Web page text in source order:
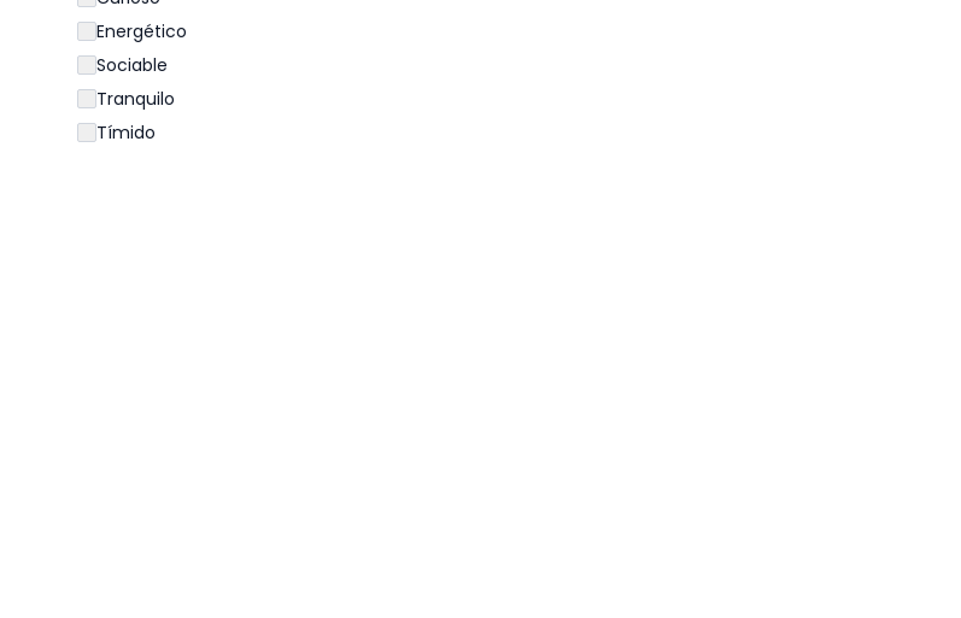
Energético
Sociable
Tranquilo
Tímido